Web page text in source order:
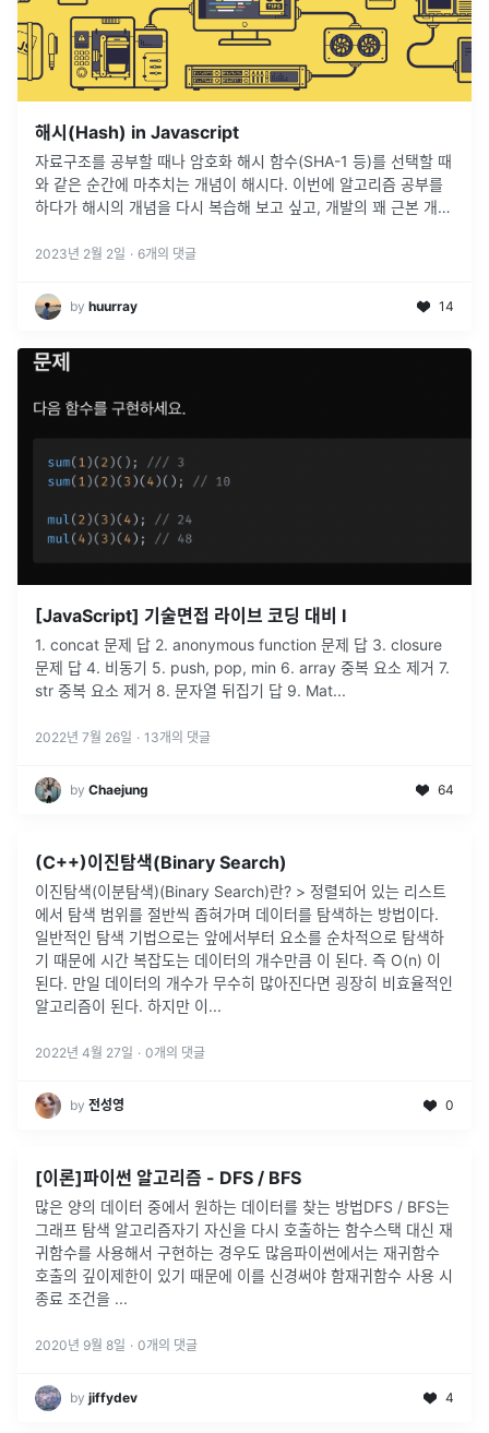
해시(Hash) in Javascript
자료구조를 공부할 때나 암호화 해시 함수(SHA-1 등)를 선택할 때
와 같은 순간에 마추치는 개념이 해시다. 이번에 알고리즘 공부를
하다가 해시의 개념을 다시 복습해 보고 싶고, 개발의 꽤 근본 개념
2023년 2월 2일 · 6개의 댓글
by huurray 14
[JavaScript] 기술면접 라이브 코딩 대비 I
1. concat 문제 답 2. anonymous function 문제 답 3. closure
문제 답 4. 비동기 5. push, pop, min 6. array 중복 요소 제거 7.
str 중복 요소 제거 8. 문자열 뒤집기 답 9. Mat...
2022년 7월 26일 · 13개의 댓글
by Chaejung 64
(C++)이진탐색(Binary Search)
이진탐색(이분탐색)(Binary Search)란? > 정렬되어 있는 리스트
에서 탐색 범위를 절반씩 좁혀가며 데이터를 탐색하는 방법이다.
일반적인 탐색 기법으로는 앞에서부터 요소를 순차적으로 탐색하
기 때문에 시간 복잡도는 데이터의 개수만큼 이 된다. 즉 O(n) 이
된다. 만일 데이터의 개수가 무수히 많아진다면 굉장히 비효율적인
알고리즘이 된다. 하지만 이...
2022년 4월 27일 · 0개의 댓글
by 전성영 0
[이론]파이썬 알고리즘 - DFS / BFS
많은 양의 데이터 중에서 원하는 데이터를 찾는 방법DFS / BFS는
그래프 탐색 알고리즘자기 자신을 다시 호출하는 함수스택 대신 재
귀함수를 사용해서 구현하는 경우도 많음파이썬에서는 재귀함수
호출의 깊이제한이 있기 때문에 이를 신경써야 함재귀함수 사용 시
종료 조건을 ...
2020년 9월 8일 · 0개의 댓글
by jiffydev 4